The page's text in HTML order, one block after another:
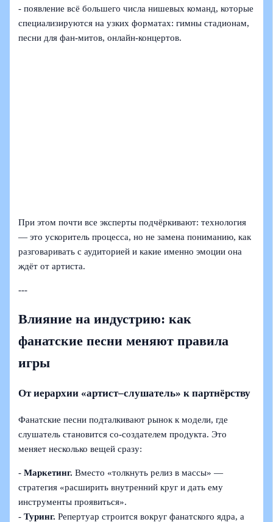
- появление всё большего числа нишевых команд, которые
специализируются на узких форматах: гимны стадионам,
песни для фан‑митов, онлайн‑концертов.
При этом почти все эксперты подчёркивают: технология
— это ускоритель процесса, но не замена пониманию, как
разговаривать с аудиторией и какие именно эмоции она
ждёт от артиста.
---
Влияние на индустрию: как
фанатские песни меняют правила
игры
От иерархии «артист–слушатель» к партнёрству
Фанатские песни подталкивают рынок к модели, где
слушатель становится со‑создателем продукта. Это
меняет несколько вещей сразу:
-Маркетинг. Вместо «толкнуть релиз в массы» —
стратегия «расширить внутренний круг и дать ему
инструменты проявиться».
-Туринг. Репертуар строится вокруг фанатского ядра, а